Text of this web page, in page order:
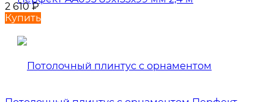
2 610₽
Купить